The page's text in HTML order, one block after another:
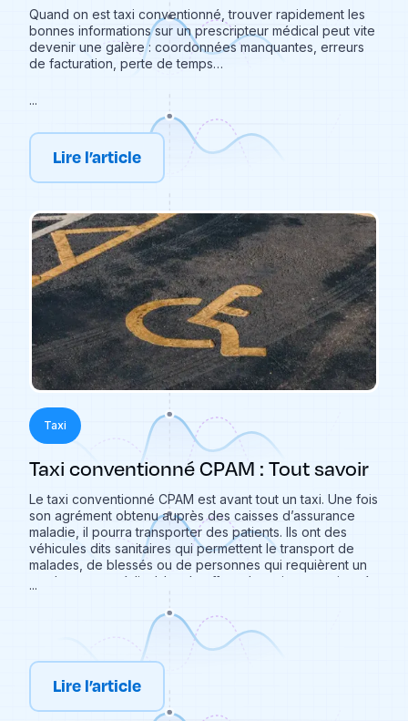
Quand on est taxi conventionné, trouver rapidement les
bonnes informations sur un prescripteur médical peut vite
devenir une galère : coordonnées manquantes, erreurs
de facturation, perte de temps…
...
Lire l’article
Taxi
Taxi conventionné CPAM : Tout savoir
Le taxi conventionné CPAM est avant tout un taxi. Une fois
son agrément obtenu auprès des caisses d’assurance
maladie, il pourra transporter des patients. Ils ont des
véhicules dits sanitaires qui permettent le transport de
malades, de blessés ou de personnes qui requièrent un
rendez-vous médical. Le chauffeur de taxi conventionné
est un véritable spécialiste du transport médical. Cela
permet notamment aux personnes à mobilité réduite
d’effectuer leurs déplacements et ainsi être présents à
leurs rendez-vous médicaux. Qu’est-ce qu’un taxi
conventionné ? Qu’est-ce qui nous permets de
reconnaître un taxi conventionné ? Comment faire pour
se déplacer en taxi conventionné ? Caree vous explique
tout ce qu’il faut savoir sur les taxis conventionnés !
...
Lire l’article